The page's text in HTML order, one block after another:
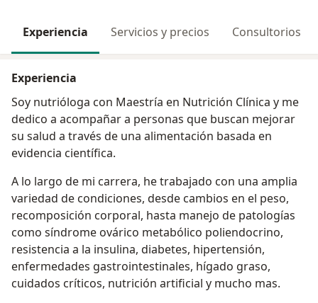
Experiencia Servicios y precios Consultorios
Experiencia
Soy nutrióloga con Maestría en Nutrición Clínica y me
dedico a acompañar a personas que buscan mejorar
su salud a través de una alimentación basada en
evidencia científica.
A lo largo de mi carrera, he trabajado con una amplia
variedad de condiciones, desde cambios en el peso,
recomposición corporal, hasta manejo de patologías
como síndrome ovárico metabólico poliendocrino,
resistencia a la insulina, diabetes, hipertensión,
enfermedades gastrointestinales, hígado graso,
cuidados críticos, nutrición artificial y mucho mas.